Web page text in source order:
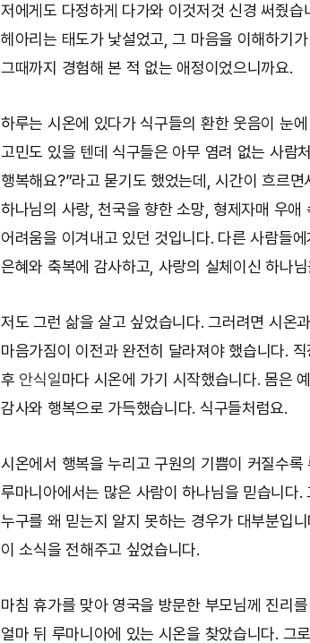
저에게도 다정하게 다가와 이것저것 신경 써줬
헤아리는 태도가 낯설었고, 그 마음을 이해하기
그때까지 경험해 본 적 없는 애정이었으니까요.
하루는 시온에 있다가 식구들의 환한 웃음이 눈
고민도 있을 텐데 식구들은 아무 염려 없는 사람
행복해요?”라고 묻기도 했었는데, 시간이 흐르
하나님의 사랑, 천국을 향한 소망, 형제자매 우애
어려움을 이겨내고 있던 것입니다. 다른 사람들
은혜와 축복에 감사하고, 사랑의 실체이신 하나
저도 그런 삶을 살고 싶었습니다. 그러려면 시온
마음가짐이 이전과 완전히 달라져야 했습니다.
후 안식일마다 시온에 가기 시작했습니다. 몸은
감사와 행복으로 가득했습니다. 식구들처럼요.
시온에서 행복을 누리고 구원의 기쁨이 커질수
루마니아에서는 많은 사람이 하나님을 믿습니다.
누구를 왜 믿는지 알지 못하는 경우가 대부분입
이 소식을 전해주고 싶었습니다.
마침 휴가를 맞아 영국을 방문한 부모님께 진리
얼마 뒤 루마니아에 있는 시온을 찾았습니다. 그